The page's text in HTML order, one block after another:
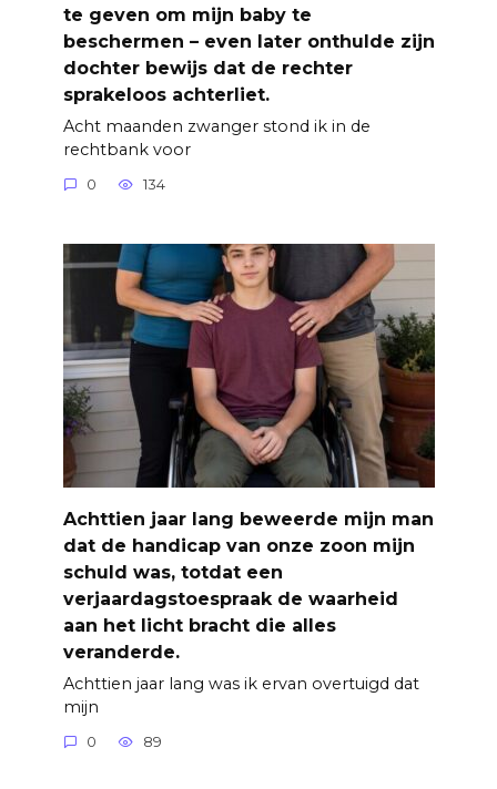
te geven om mijn baby te
beschermen – even later onthulde zijn
dochter bewijs dat de rechter
sprakeloos achterliet.
Acht maanden zwanger stond ik in de
rechtbank voor
0 134
Achttien jaar lang beweerde mijn man
dat de handicap van onze zoon mijn
schuld was, totdat een
verjaardagstoespraak de waarheid
aan het licht bracht die alles
veranderde.
Achttien jaar lang was ik ervan overtuigd dat
mijn
0 89